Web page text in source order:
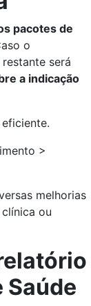
pacotes de
o
será
a indicação
>
Saúde